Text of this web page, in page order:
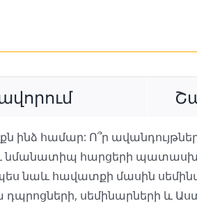
ինձ համար: Ո՞ր
և նմանատիպ հարցերի
նաև հավատքի մասին
սեմինարների և